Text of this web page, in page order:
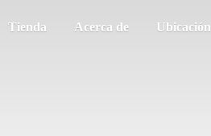
Tienda Acerca de Ubicación